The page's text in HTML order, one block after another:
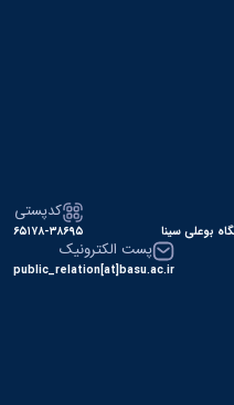
بوعلی سینا
کدپستی
۶۵۱۷۸-۳۸۶۹۵
پست الکترونیک
public_relation[at]basu.ac.ir